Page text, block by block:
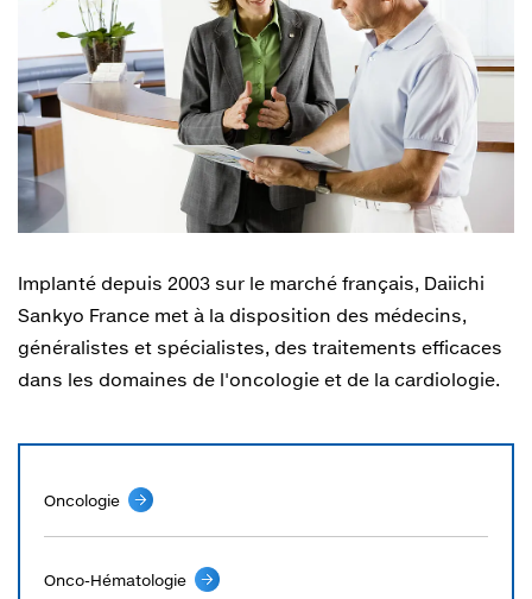
Implanté depuis 2003 sur le marché français, Daiichi
Sankyo France met à la disposition des médecins,
généralistes et spécialistes, des traitements efficaces
dans les domaines de l'oncologie et de la cardiologie.
Oncologie
Onco-Hématologie